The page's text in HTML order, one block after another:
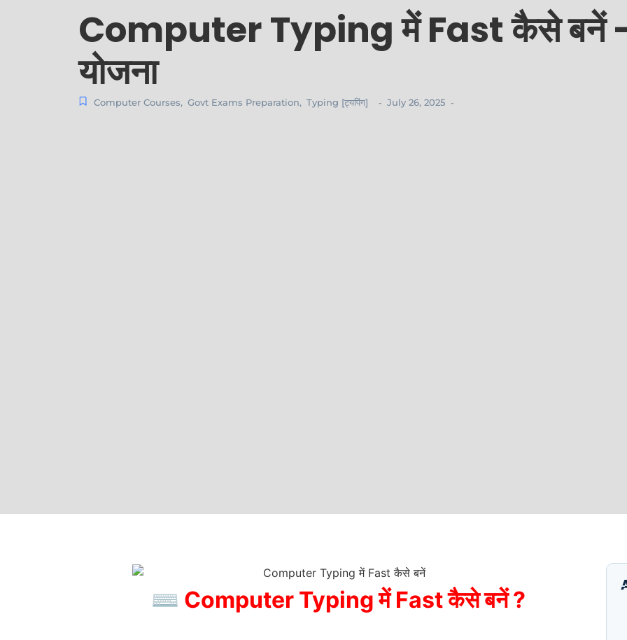
Computer Typing में Fast कैसे बनें –
योजना
Computer Courses, Govt Exams Preparation, Typing [ट्यपिंग] - July 26, 2025 -
⌨️ Computer Typing में Fast कैसे बनें ?